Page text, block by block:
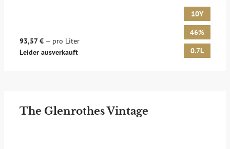
93,57 € — pro Liter
Leider ausverkauft
10Y
46%
0.7L
The Glenrothes Vintage